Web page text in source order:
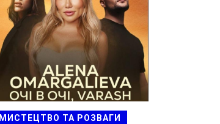
МИСТЕЦТВО ТА РОЗВАГИ